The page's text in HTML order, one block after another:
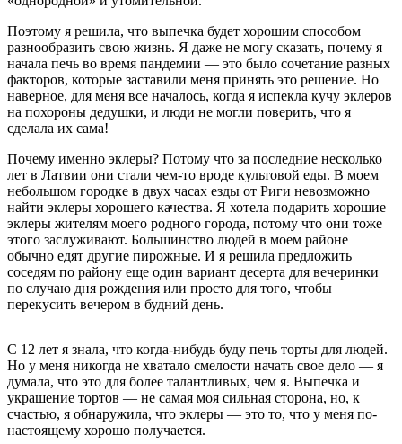
Поэтому я решила, что выпечка будет хорошим способом
разнообразить свою жизнь. Я даже не могу сказать, почему я
начала печь во время пандемии — это было сочетание разных
факторов, которые заставили меня принять это решение. Но
наверное, для меня все началось, когда я испекла кучу эклеров
на похороны дедушки, и люди не могли поверить, что я
сделала их сама!
Почему именно эклеры? Потому что за последние несколько
лет в Латвии они стали чем-то вроде культовой еды. В моем
небольшом городке в двух часах езды от Риги невозможно
найти эклеры хорошего качества. Я хотела подарить хорошие
эклеры жителям моего родного города, потому что они тоже
этого заслуживают. Большинство людей в моем районе
обычно едят другие пирожные. И я решила предложить
соседям по району еще один вариант десерта для вечеринки
по случаю дня рождения или просто для того, чтобы
перекусить вечером в будний день.
С 12 лет я знала, что когда-нибудь буду печь торты для людей.
Но у меня никогда не хватало смелости начать свое дело — я
думала, что это для более талантливых, чем я. Выпечка и
украшение тортов — не самая моя сильная сторона, но, к
счастью, я обнаружила, что эклеры — это то, что у меня по-
настоящему хорошо получается.